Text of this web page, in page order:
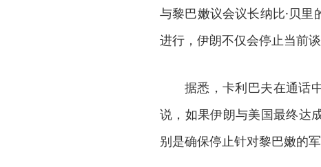
与黎巴嫩议会议长纳比·贝
进行，伊朗不仅会停止当前
据悉，卡利巴夫在通话
说，如果伊朗与美国最终达
别是确保停止针对黎巴嫩的军